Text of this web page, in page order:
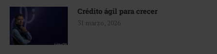
Crédito ágil para crecer
31 marzo, 2026